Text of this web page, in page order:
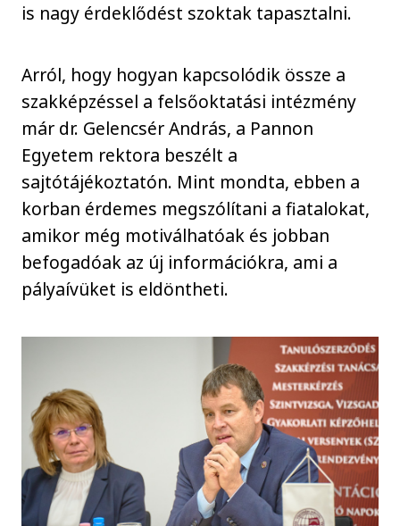
is nagy érdeklődést szoktak tapasztalni.
Arról, hogy hogyan kapcsolódik össze a
szakképzéssel a felsőoktatási intézmény
már dr. Gelencsér András, a Pannon
Egyetem rektora beszélt a
sajtótájékoztatón. Mint mondta, ebben a
korban érdemes megszólítani a fiatalokat,
amikor még motiválhatóak és jobban
befogadóak az új információkra, ami a
pályaívüket is eldöntheti.